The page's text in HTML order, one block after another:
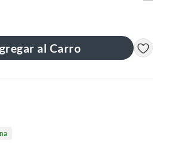
al Carro